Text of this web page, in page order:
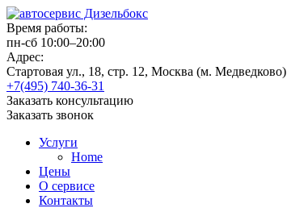
Время работы:
пн-сб 10:00–20:00
Адрес:
Стартовая ул., 18, стр. 12, Москва (м. Медведково)
+7(495) 740-36-31
Заказать консультацию
Заказать звонок
Услуги
Home
Цены
О сервисе
Контакты